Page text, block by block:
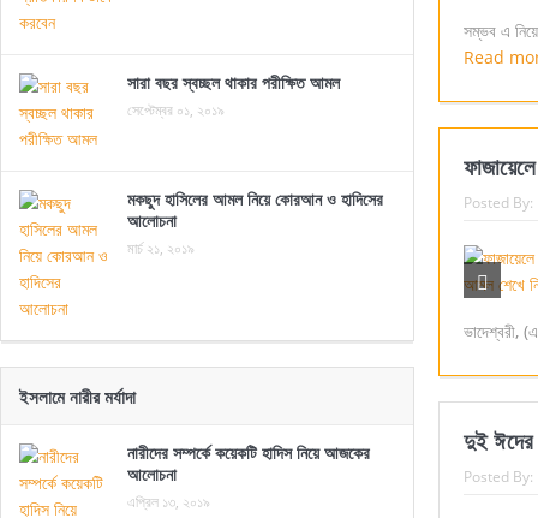
সম্ভব এ
Read
Posted By:
ভাদেশ্বরী,
দুই ঈদের
Posted By:
সারা বছর স্বচ্ছল থাকার পরীক্ষিত আমল
সেপ্টেম্বর ০১, ২০১৯
মকছুদ হাসিলের আমল নিয়ে কোরআন ও হাদিসের
আলোচনা
মার্চ ২১, ২০১৯
ইসলামে নারীর মর্যাদা
নারীদের সম্পর্কে কয়েকটি হাদিস নিয়ে আজকের
আলোচনা
এপ্রিল ১৩, ২০১৯